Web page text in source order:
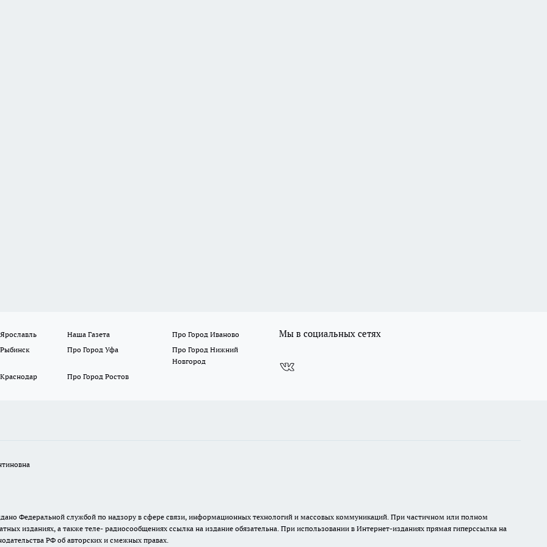
Наша Газета
Про Город Иваново
Про Город Уфа
Про Город Нижний
Новгород
Про Город Ростов
Мы в социальных сетях
Федеральной службой по надзору в сфере связи, информационных технологий и массовых коммуникаций. При частичном или полном
изданиях, а также теле- радиосообщениях ссылка на издание обязательна. При использовании в Интернет-изданиях прямая гиперссылка на
РФ об авторских и смежных правах.